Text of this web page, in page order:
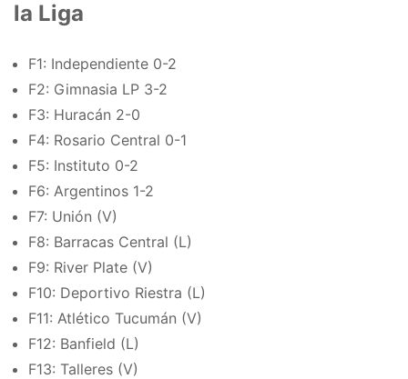
la Liga
F1: Independiente 0-2
F2: Gimnasia LP 3-2
F3: Huracán 2-0
F4: Rosario Central 0-1
F5: Instituto 0-2
F6: Argentinos 1-2
F7: Unión (V)
F8: Barracas Central (L)
F9: River Plate (V)
F10: Deportivo Riestra (L)
F11: Atlético Tucumán (V)
F12: Banfield (L)
F13: Talleres (V)